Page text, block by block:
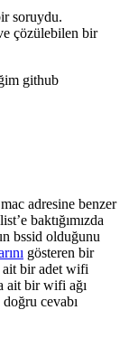
soruydu.
çözülebilen bir
github
adresine benzer
baktığımızda
bssid olduğunu
gösteren bir
ait bir adet wifi
ait bir wifi ağı
cevabı